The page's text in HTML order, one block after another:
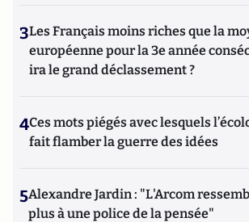
3Les Français moins riches que la
européenne pour la 3e année
ira le grand déclassement ?
4Ces mots piégés avec lesquels
fait flamber la guerre des idées
5Alexandre Jardin : "L'Arcom
plus à une police de la pensée"